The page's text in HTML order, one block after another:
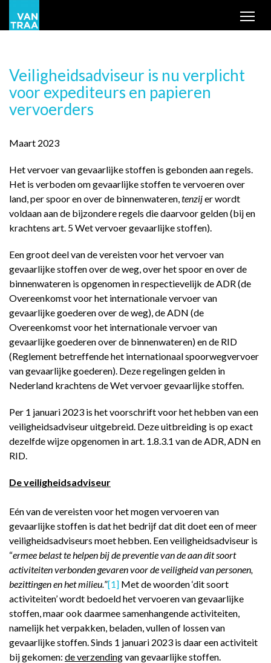
Veiligheidsadviseur is nu verplicht
voor expediteurs en papieren
vervoerders
Maart 2023
Het vervoer van gevaarlijke stoffen is gebonden aan regels.
Het is verboden om gevaarlijke stoffen te vervoeren over
land, per spoor en over de binnenwateren,tenzijer wordt
voldaan aan de bijzondere regels die daarvoor gelden (bij en
krachtens art. 5 Wet vervoer gevaarlijke stoffen).
Een groot deel van de vereisten voor het vervoer van
gevaarlijke stoffen over de weg, over het spoor en over de
binnenwateren is opgenomen in respectievelijk de ADR (de
Overeenkomst voor het internationale vervoer van
gevaarlijke goederen over de weg), de ADN (de
Overeenkomst voor het internationale vervoer van
gevaarlijke goederen over de binnenwateren) en de RID
(Reglement betreffende het internationaal spoorwegvervoer
van gevaarlijke goederen). Deze regelingen gelden in
Nederland krachtens de Wet vervoer gevaarlijke stoffen.
Per 1 januari 2023 is het voorschrift voor het hebben van een
veiligheidsadviseur uitgebreid. Deze uitbreiding is op exact
dezelfde wijze opgenomen in art. 1.8.3.1 van de ADR, ADN en
RID.
De veiligheidsadviseur
Eén van de vereisten voor het mogen vervoeren van
gevaarlijke stoffen is dat het bedrijf dat dit doet een of meer
veiligheidsadviseurs moet hebben. Een veiligheidsadviseur is
“ermee belast te helpen bij de preventie van de aan dit soort
activiteiten verbonden gevaren voor de veiligheid van personen,
bezittingen en het milieu.”[1] Met de woorden ‘dit soort
activiteiten’ wordt bedoeld het vervoeren van gevaarlijke
stoffen, maar ook daarmee samenhangende activiteiten,
namelijk het verpakken, beladen, vullen of lossen van
gevaarlijke stoffen. Sinds 1 januari 2023 is daar een activiteit
bij gekomen: de verzendingvan gevaarlijke stoffen.